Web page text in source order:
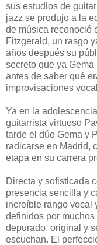
sus estudios de
jazz se produjo a la
de música reconoció
Fitzgerald, un rasgo
años después su
secreto que ya
antes de saber qué
improvisaciones
Ya en la
guitarrista virtuoso
tarde el dúo Gema y
radicarse en Madrid,
etapa en su carrera
Directa y sofisticada
presencia sencilla y
increíble rango vocal
definidos por
depurado, original y
escuchan. El